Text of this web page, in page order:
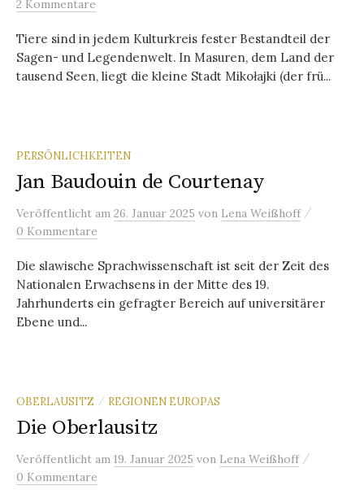
2 Kommentare
Tiere sind in jedem Kulturkreis fester Bestandteil der
Sagen- und Legendenwelt. In Masuren, dem Land der
tausend Seen, liegt die kleine Stadt Mikołajki (der frü...
PERSÖNLICHKEITEN
Jan Baudouin de Courtenay
Veröffentlicht am 26. Januar 2025 von Lena Weißhoff /
0 Kommentare
Die slawische Sprachwissenschaft ist seit der Zeit des
Nationalen Erwachsens in der Mitte des 19.
Jahrhunderts ein gefragter Bereich auf universitärer
Ebene und...
OBERLAUSITZ / REGIONEN EUROPAS
Die Oberlausitz
Veröffentlicht am 19. Januar 2025 von Lena Weißhoff /
0 Kommentare